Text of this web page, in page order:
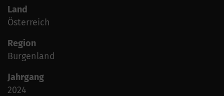
Land
Österreich
Region
Burgenland
Jahrgang
2024